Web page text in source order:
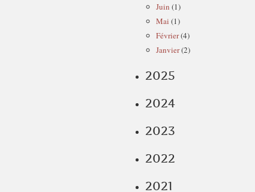
Juin (1)
Mai (1)
Février(4)
Janvier(2)
2025
2024
2023
2022
2021